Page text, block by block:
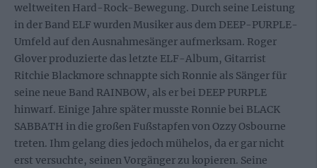
weltweiten Hard-Rock-Bewegung. Durch seine Leistung
in der Band ELF wurden Musiker aus dem DEEP-PURPLE-
Umfeld auf den Ausnahmesänger aufmerksam. Roger
Glover produzierte das letzte ELF-Album, Gitarrist
Ritchie Blackmore schnappte sich Ronnie als Sänger für
seine neue Band RAINBOW, als er bei DEEP PURPLE
hinwarf. Einige Jahre später musste Ronnie bei BLACK
SABBATH in die großen Fußstapfen von Ozzy Osbourne
treten. Ihm gelang dies jedoch mühelos, da er gar nicht
erst versuchte, seinen Vorgänger zu kopieren. Seine